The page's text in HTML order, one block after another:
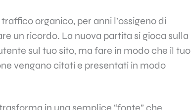
organico, per anni l’ossigeno di
un ricordo. La nuova partita si gioca sulla
sul tuo sito, ma fare in modo che il tuo
vengano citati e presentati in modo